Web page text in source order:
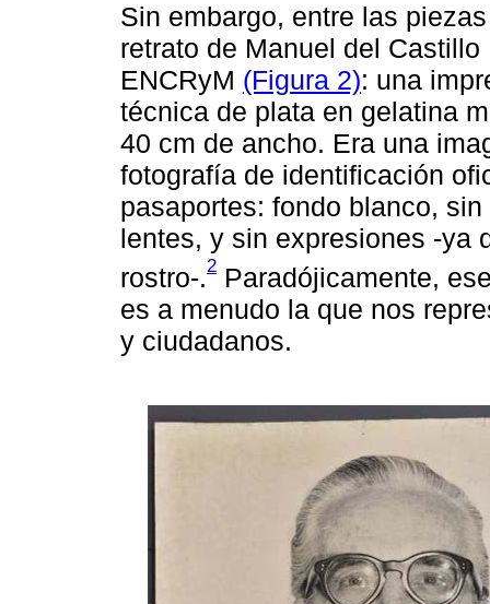
Sin embargo, entre las
retrato de Manuel del
ENCRyM (Figura 2): una
técnica de plata en gelatina
40 cm de ancho. Era una
fotografía de identificación
pasaportes: fondo blanco,
lentes, y sin expresiones -ya
rostro-.2 Paradójicamente,
es a menudo la que nos
y ciudadanos.